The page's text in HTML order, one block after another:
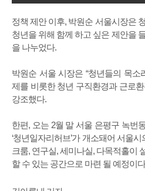
정책 제안 이후, 박원순 서울시장은
청년을 위해 함께 하고 싶은 제안을
을 나누었다.
박원순 서울 시장은 “청년들의 목
제를 비롯한 청년 구직환경과 근로
강조했다.
한편, 오는 2월 말 서울 은평구 녹번
‘청년일자리허브’가 개소돼어 서울
크룸, 연구실, 세미나실, 다목적홀이
할 수 있는 공간으로 마련 될 예정이다